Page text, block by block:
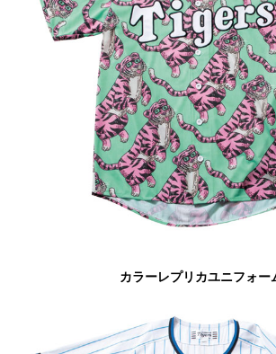
カラーレプリカユニフォー